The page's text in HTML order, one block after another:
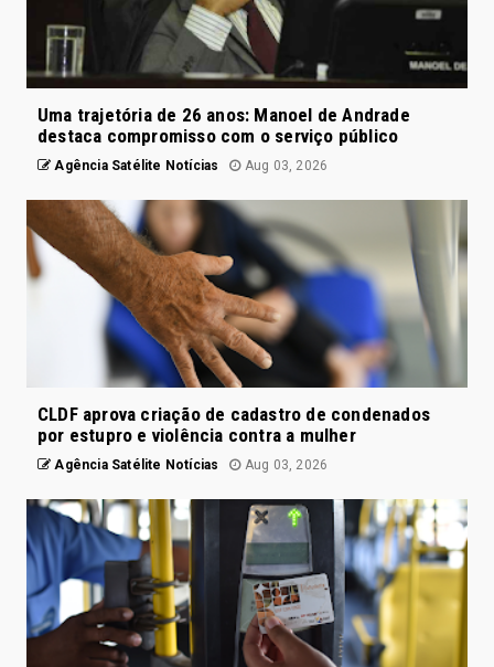
Uma trajetória de 26 anos: Manoel de Andrade
destaca compromisso com o serviço público
Agência Satélite Notícias Aug 03, 2026
CLDF aprova criação de cadastro de condenados
por estupro e violência contra a mulher
Agência Satélite Notícias Aug 03, 2026